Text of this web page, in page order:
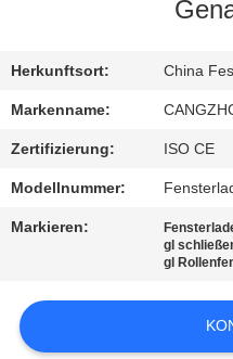
Herkunftsort: China
Markenname:
Zertifizierung: ISO CE
Modellnummer:
Markieren:
gl
gl